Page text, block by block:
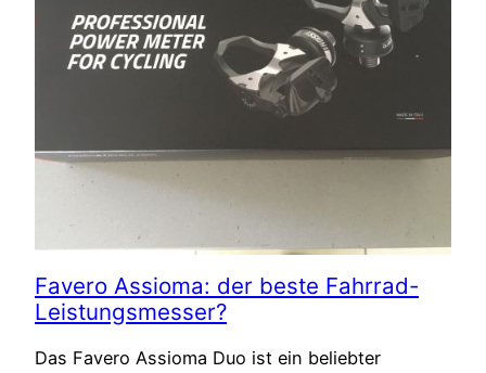
Favero Assioma: der beste Fahrrad-
Leistungsmesser?
Das Favero Assioma Duo ist ein beliebter